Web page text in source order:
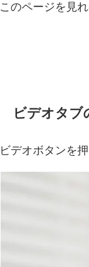
このページを見
ビデオタブ
ビデオボタンを